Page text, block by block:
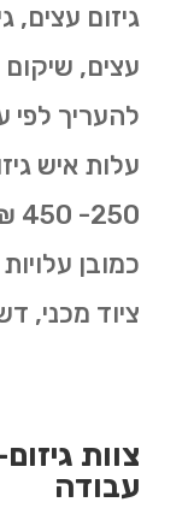
גיזום עצים,
עצים, שיקום
להעריך לפי
עלות איש
כמובן
ציוד מכני,
צוות
עבודה